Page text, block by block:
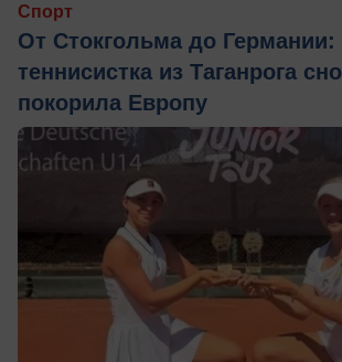
Спорт
От Стокгольма до
теннисистка из Таганрога
покорила Европу